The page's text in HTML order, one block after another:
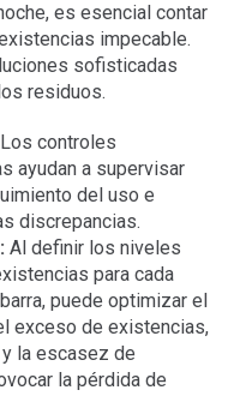
es esencial contar
impecable.
sofisticadas
residuos.
Los controles
ayudan a supervisar
del uso e
discrepancias.
Al definir los niveles
para cada
puede optimizar el
exceso de existencias,
la escasez de
la pérdida de